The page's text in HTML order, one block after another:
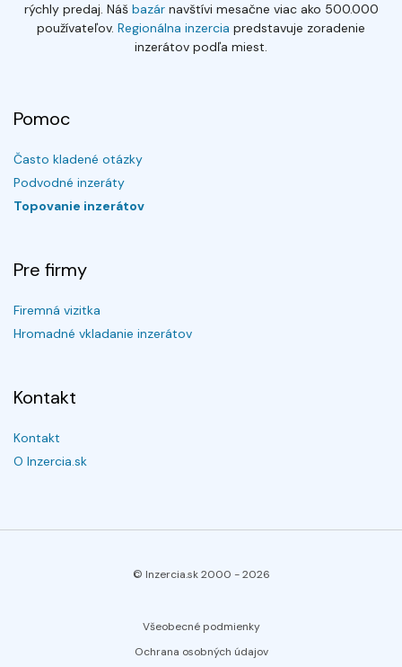
rýchly predaj. Náš bazárnavštívi mesačne viac ako 500.000
používateľov. Regionálna inzercia predstavuje zoradenie
inzerátov podľa miest.
Pomoc
Často kladené otázky
Podvodné inzeráty
Topovanie inzerátov
Pre firmy
Firemná vizitka
Hromadné vkladanie inzerátov
Kontakt
Kontakt
O Inzercia.sk
© Inzercia.sk 2000 -2026
Všeobecné podmienky
Ochrana osobných údajov